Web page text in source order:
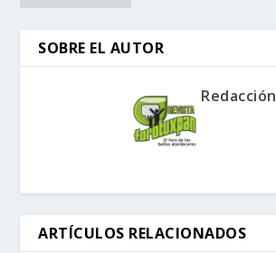
SOBRE EL AUTOR
Redacción
ARTÍCULOS RELACIONADOS